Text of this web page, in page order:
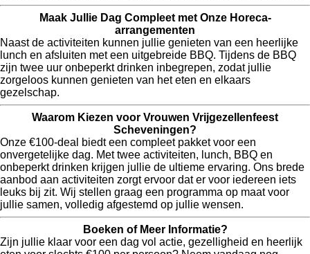
Maak Jullie Dag Compleet met Onze Horeca-
arrangementen
Naast de activiteiten kunnen jullie genieten van een heerlijke
lunch en afsluiten met een uitgebreide BBQ. Tijdens de BBQ
zijn twee uur onbeperkt drinken inbegrepen, zodat jullie
zorgeloos kunnen genieten van het eten en elkaars
gezelschap.
Waarom Kiezen voor Vrouwen Vrijgezellenfeest
Scheveningen?
Onze €100-deal biedt een compleet pakket voor een
onvergetelijke dag. Met twee activiteiten, lunch, BBQ en
onbeperkt drinken krijgen jullie de ultieme ervaring. Ons brede
aanbod aan activiteiten zorgt ervoor dat er voor iedereen iets
leuks bij zit. Wij stellen graag een programma op maat voor
jullie samen, volledig afgestemd op jullie wensen.
Boeken of Meer Informatie?
Zijn jullie klaar voor een dag vol actie, gezelligheid en heerlijk